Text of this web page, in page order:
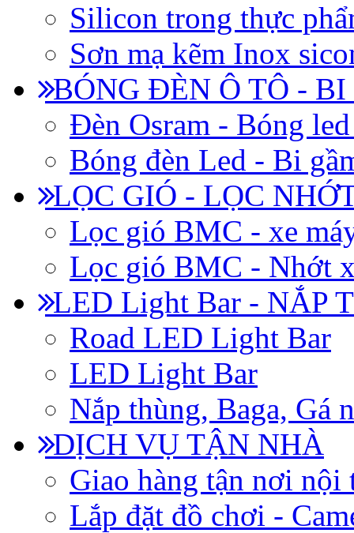
Silicon trong thực
Sơn mạ kẽm Inox
BÓNG ĐÈN Ô TÔ -
Đèn Osram - Bóng
Bóng đèn Led - Bi
LỌC GIÓ - LỌC
Lọc gió BMC - xe
Lọc gió BMC - Nhớt
LED Light Bar - NẮP
Road LED Light Bar
LED Light Bar
Nắp thùng, Baga, Gá
DỊCH VỤ TẬN NHÀ
Giao hàng tận nơi nội
Lắp đặt đồ chơi -